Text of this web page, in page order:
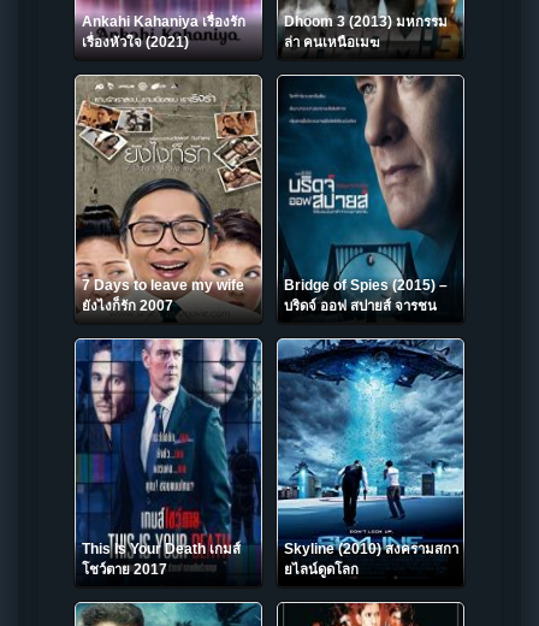
Ankahi Kahaniya เรื่องรัก
เรื่องหัวใจ (2021)
Dhoom 3 (2013) มหกรรม
ล่า คนเหนือเมฆ
7 Days to leave my wife
ยังไงก็รัก 2007
Bridge of Spies (2015) –
บริดจ์ ออฟ สปายส์ จารชน
เจรจาทมิฬ
This Is Your Death เกมส์
โชว์ตาย 2017
Skyline (2010) สงครามสกา
ยไลน์ดูดโลก